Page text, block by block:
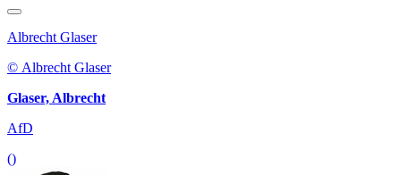
Albrecht Glaser
© Albrecht Glaser
Glaser, Albrecht
AfD
()